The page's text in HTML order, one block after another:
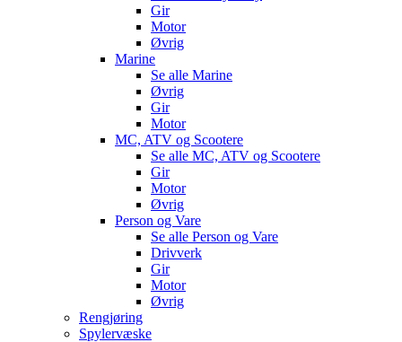
Gir
Motor
Øvrig
Marine
Se alle Marine
Øvrig
Gir
Motor
MC, ATV og Scootere
Se alle MC, ATV og Scootere
Gir
Motor
Øvrig
Person og Vare
Se alle Person og Vare
Drivverk
Gir
Motor
Øvrig
Rengjøring
Spylervæske